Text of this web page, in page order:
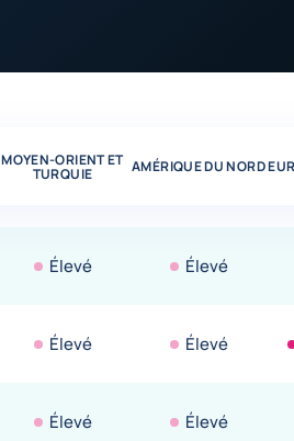
MOYEN-ORIENT ET
TURQUIE AMÉRIQUE DU NORD
Élevé Élevé
Élevé Élevé
Élevé Élevé